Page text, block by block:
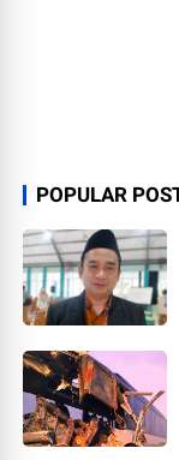
POPULAR